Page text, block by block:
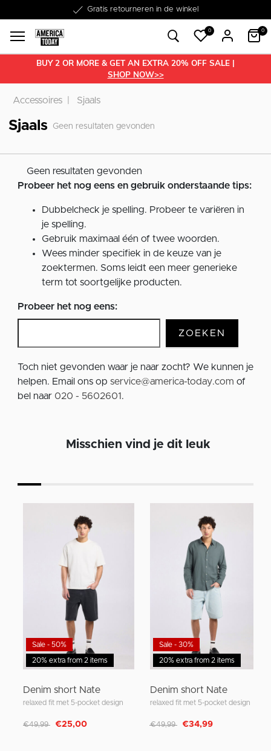
Gratis verzending vanaf €50
Binnen 1-3 werkdagen in huis
30 dagen retourrecht
Gratis retourneren in de winkel
€10 welkomstkorting
Word lid van onze Member Club!
0 0
BUY 2 OR MORE & GET AN EXTRA 20% OFF SALE |
SHOP NOW>>
Accessoires Sjaals
Sjaals Geen resultaten gevonden
Geen resultaten gevonden
Probeer het nog eens en gebruik onderstaande tips:
Dubbelcheck je spelling. Probeer te variëren in
je spelling.
Gebruik maximaal één of twee woorden.
Wees minder specifiek in de keuze van je
zoektermen. Soms leidt een meer generieke
term tot soortgelijke producten.
Probeer het nog eens:
ZOEKEN
Toch niet gevonden waar je naar zocht? We kunnen je
helpen. Email ons op service@america-today.com of
bel naar 020 - 5602601.
Misschien vind je dit leuk
20% extra from 2 items
Sale - 50%
Denim short Nate
relaxed fit met 5-pocket design
Afgeprijsd van
€49,99 naar
€25,00
20% extra from 2 items
Sale - 30%
Denim short Nate
relaxed fit met 5-pocket design
Afgeprijsd van
€49,99 naar
€34,99